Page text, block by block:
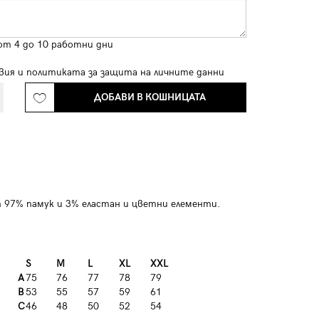
4 до 10 работни дни
и политиката за защита на личните данни
ДОБАВИ В КОШНИЦАТА
97% памук и 3% еластан и цветни елементи.
S M L XL
XXL
A75 76 77 78
79
B53 55 57 59
61
C46 48 50 52
54